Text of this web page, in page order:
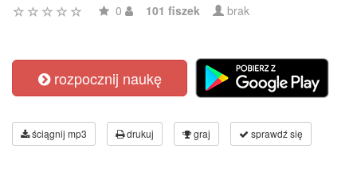
0 101 fiszek brak
rozpocznij naukę
ściągnij mp3 drukuj graj sprawdź się